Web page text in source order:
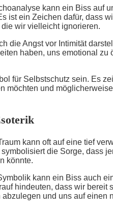
kann ein Biss auf
ist ein Zeichen dafür, dass
wir vielleicht ignorieren.
die Angst vor Intimität
haben, uns emotional zu
für Selbstschutz sein. Es
möchten und
kann oft auf eine tief
die Sorge, dass
könnte.
kann ein Biss auch
hindeuten, dass wir bereit
und uns auf einen